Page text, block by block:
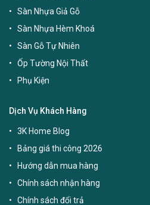
Sàn Nhựa Giả Gỗ
Sàn Nhựa Hèm Khoá
Sàn Gỗ Tự Nhiên
Ốp Tường Nội Thất
Phụ Kiện
Dịch Vụ Khách Hàng
3K Home Blog
Bảng giá thi công 2026
Hướng dẫn mua hàng
Chính sách nhận hàng
Chính sách đổi trả